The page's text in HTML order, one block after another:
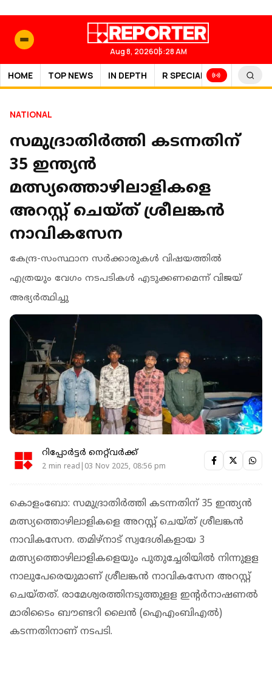
Aug 8, 202605:28 AM
HOME TOP NEWS IN DEPTH R SPECIAL SPORTS
NATIONAL
സമുദ്രാതിര്‍ത്തി കടന്നതിന്
35 ഇന്ത്യന്‍
മത്സ്യത്തൊഴിലാളികളെ
അറസ്റ്റ് ചെയ്ത് ശ്രീലങ്കന്‍
നാവികസേന
കേന്ദ്ര-സംസ്ഥാന സര്‍ക്കാരുകള്‍ വിഷയത്തില്‍
എത്രയും വേഗം നടപടികള്‍ എടുക്കണമെന്ന് വിജയ്
അഭ്യര്‍ത്ഥിച്ചു
റിപ്പോർട്ടർ നെറ്റ്‌വര്‍ക്ക്‌
2 min read|03 Nov 2025, 08:56 pm
കൊളംബോ: സമുദ്രാതിര്‍ത്തി കടന്നതിന് 35 ഇന്ത്യന്‍
മത്സ്യത്തൊഴിലാളികളെ അറസ്റ്റ് ചെയ്ത് ശ്രീലങ്കന്‍
നാവികസേന. തമിഴ്നാട് സ്വദേശികളായ 3
മത്സ്യത്തൊഴിലാളികളെയും പുതുച്ചേരിയില്‍ നിന്നുളള
നാലുപേരെയുമാണ് ശ്രീലങ്കന്‍ നാവികസേന അറസ്റ്റ്
ചെയ്തത്. രാമേശ്വരത്തിനടുത്തുളള ഇന്റര്‍നാഷണല്‍
മാരിടൈം ബൗണ്ടറി ലൈന്‍ (ഐഎംബിഎല്‍)
കടന്നതിനാണ് നടപടി.